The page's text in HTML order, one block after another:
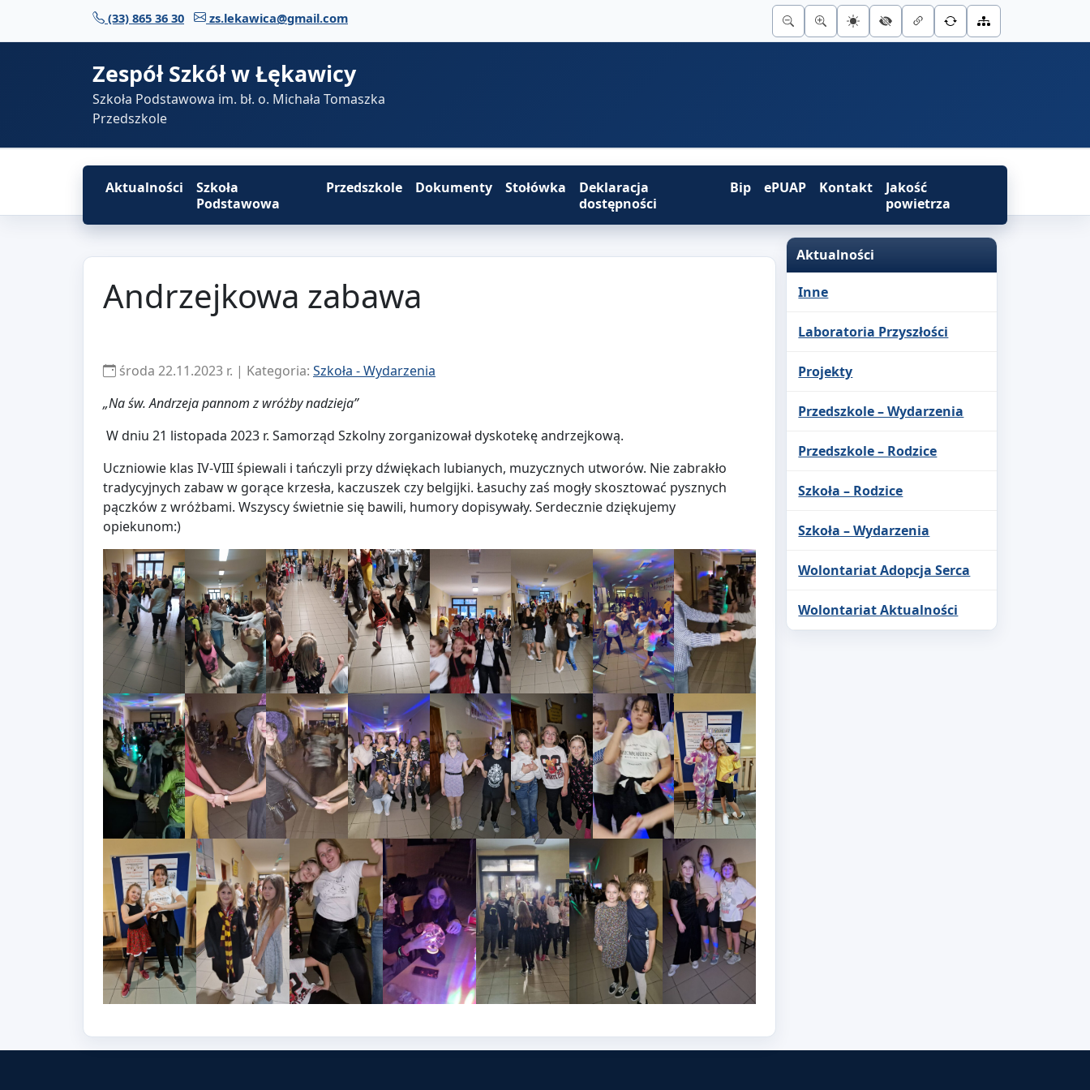
Przejdź do treści (33) 865 36 30 zs.lekawica@gmail.com
Zespół Szkół w Łękawicy
Szkoła Podstawowa im. bł. o. Michała Tomaszka
Przedszkole
Aktualności
Szkoła
Podstawowa
Przedszkole Dokumenty Stołówka
Deklaracja
dostępności
Bip ePUAP Kontakt
Jakość
powietrza
Andrzejkowa zabawa
środa 22.11.2023 r. | Kategoria: Szkoła - Wydarzenia
„Na św. Andrzeja pannom z wróżby nadzieja”
W dniu 21 listopada 2023 r. Samorząd Szkolny zorganizował dyskotekę andrzejkową.
Uczniowie klas IV-VIII śpiewali i tańczyli przy dźwiękach lubianych, muzycznych utworów. Nie zabrakło
tradycyjnych zabaw w gorące krzesła, kaczuszek czy belgijki. Łasuchy zaś mogły skosztować pysznych
pączków z wróżbami. Wszyscy świetnie się bawili, humory dopisywały. Serdecznie dziękujemy
opiekunom:)
Aktualności
Inne
Laboratoria Przyszłości
Projekty
Przedszkole – Wydarzenia
Przedszkole – Rodzice
Szkoła – Rodzice
Szkoła – Wydarzenia
Wolontariat Adopcja Serca
Wolontariat Aktualności